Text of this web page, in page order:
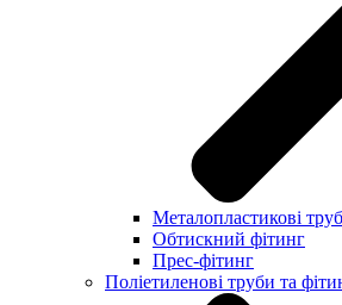
Металопластикові
Обтискний фітинг
Прес-фітинг
Поліетиленові труби та